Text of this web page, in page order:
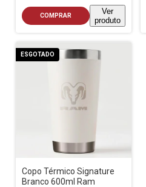
COMPRAR
Ver
produto
ESGOTADO
Copo Térmico Signature
Branco 600ml Ram